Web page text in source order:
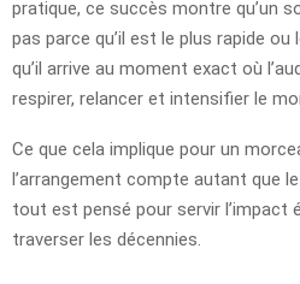
pratique, ce succès montre qu’un
pas parce qu’il est le plus rapide
qu’il arrive au moment exact où
respirer, relancer et intensifier le
Ce que cela implique pour un
l’arrangement compte autant que
tout est pensé pour servir l’impact
traverser les décennies.